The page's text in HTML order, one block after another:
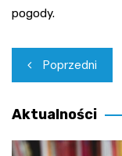
pogody.
wpisu
Poprzedni
Aktualności